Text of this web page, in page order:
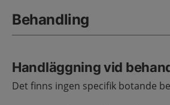
Behandling
Handläggning vid
Det finns ingen specifik botande